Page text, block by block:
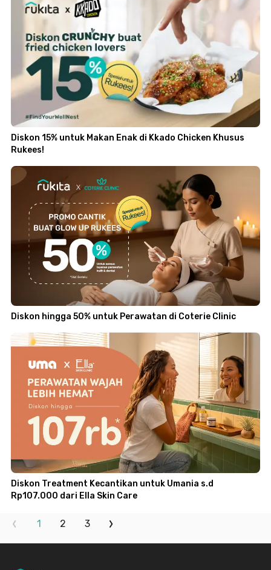
Diskon 15% untuk Makan Enak di Kkado Chicken Khusus
Rukees!
Diskon hingga 50% untuk Perawatan di Coterie Clinic
Diskon Treatment Kecantikan untuk Umania s.d
Rp107.000 dari Ella Skin Care
1 2 3